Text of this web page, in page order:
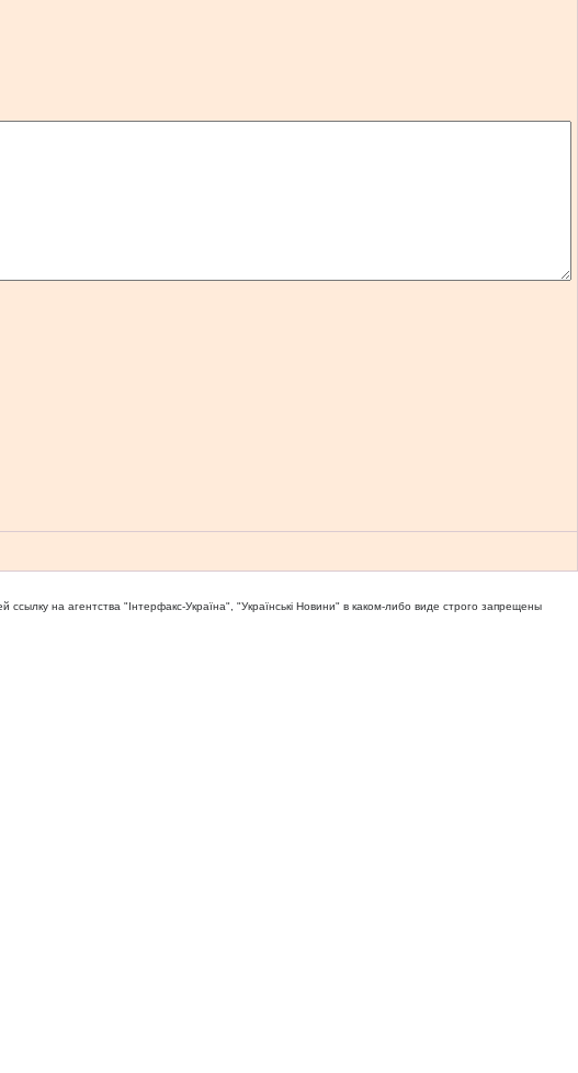
на агентства "Iнтерфакс-Україна", "Українськi Новини" в каком-либо виде строго запрещены